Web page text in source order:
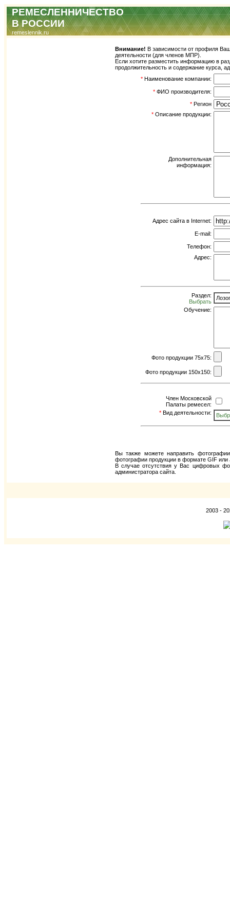
РЕМЕСЛЕННИЧЕСТВО
В РОССИИ
remeslennik.ru
Внимание! В зависимости от профиля
деятельности (для членов МПР).
Если хотите разместить информацию в
продолжительность и содержание курса,
* Наименование компании:
* ФИО производителя:
* Регион
* Описание продукции:
Дополнительная
информация:
Адрес сайта в Internet:
E-mail:
Телефон:
Адрес:
Раздел:
Выбрать
Обучение:
Фото продукции 75x75:
Фото продукции 150x150:
Член Московской
Палаты ремесел:
* Вид деятельности:
Вы также можете направить
фотографии продукции в формате GIF
В случае отсутствия у Вас цифровых
администратора сайта.
2003 -